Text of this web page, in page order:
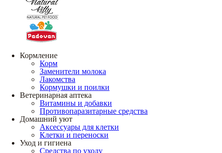
Кормление
Корм
Заменители молока
Лакомства
Кормушки и поилки
Ветеринарная аптека
Витамины и добавки
Противопаразитарные средства
Домашний уют
Аксессуары для клетки
Клетки и переноски
Уход и гигиена
Средства по уходу